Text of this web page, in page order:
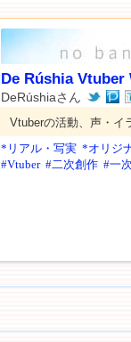
De Rúshia Vtuber
DeRúshiaさん
Vtuberの活動、声・イ
*リアル・写実 *オリジ
#Vtuber #二次創作 #一